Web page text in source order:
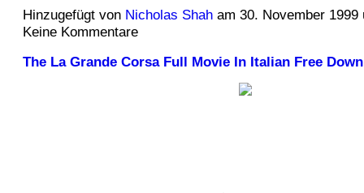
Hinzugefügt von Nicholas Shaham 30. November
Keine Kommentare
The La Grande Corsa Full Movie In Italian Free